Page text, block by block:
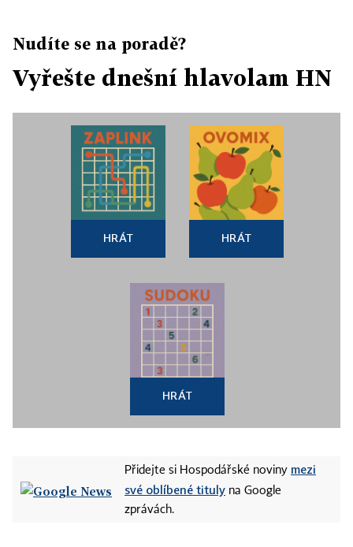
Nudíte se na poradě?
Vyřešte dnešní hlavolam HN
HRÁT HRÁT
HRÁT
Přidejte si Hospodářské noviny mezi
své oblíbené tituly na Google
zprávách.